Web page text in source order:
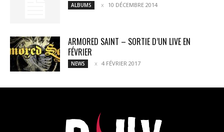
ALBUMS 10 DÉCEMBRE 2014
ARMORED SAINT – SORTIE D’UN LIVE EN
FÉVRIER
NEWS 4 FÉVRIER 2017